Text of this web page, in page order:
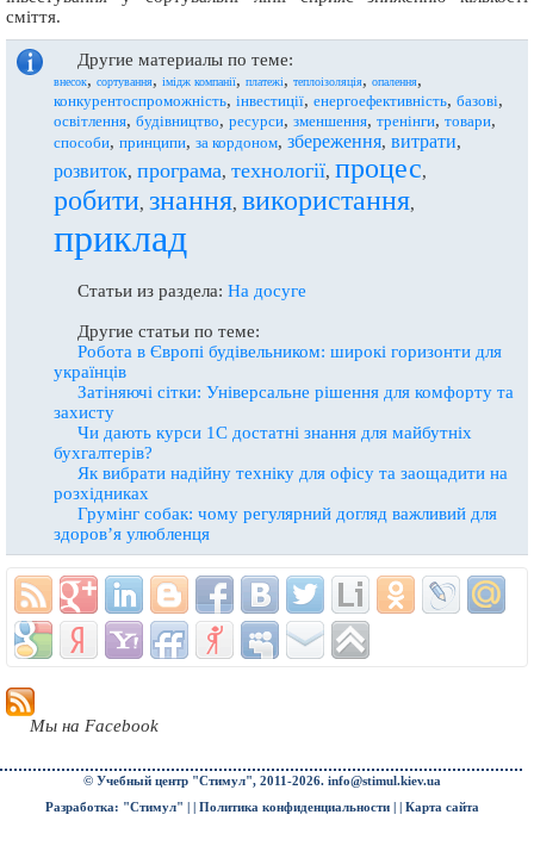
сміття.
Другие материалы по теме:
внесок, сортування, імідж компанії, платежі, теплоізоляція, опалення,
конкурентоспроможність, інвестиції, енергоефективність, базові,
освітлення, будівництво, ресурси, зменшення, тренінги, товари,
способи, принципи, за кордоном, збереження, витрати,
розвиток, програма, технології, процес,
робити, знання, використання,
приклад
Статьи из раздела: На досуге
Другие статьи по теме:
Робота в Європі будівельником: широкі горизонти для
українців
Затіняючі сітки: Універсальне рішення для комфорту та
захисту
Чи дають курси 1С достатні знання для майбутніх
бухгалтерів?
Як вибрати надійну техніку для офісу та заощадити на
розхідниках
Грумінг собак: чому регулярний догляд важливий для
здоров’я улюбленця
Мы на Facebook
© Учебный центр "Стимул", 2011-2026. info@stimul.kiev.ua
Разработка: "Стимул" | | Политика конфиденциальности| | Карта сайта